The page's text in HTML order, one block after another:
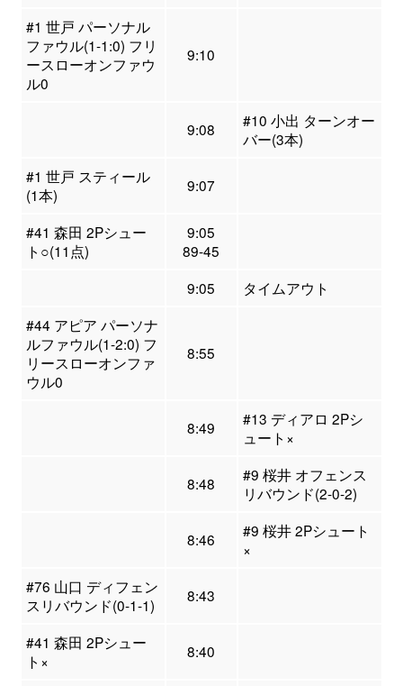
#1 世戸 パーソナル
ファウル(1-1:0) フリ
ースローオンファウ
ル0
9:10
9:08
#10 小出 ターンオー
バー(3本)
#1 世戸 スティール
(1本)
9:07
#41 森田 2Pシュー
ト○(11点)
9:05
89-45
9:05
タイムアウト
#44 アピア パーソナ
ルファウル(1-2:0) フ
リースローオンファ
ウル0
8:55
8:49
#13 ディアロ 2Pシ
ュート×
8:48
#9 桜井 オフェンス
リバウンド(2-0-2)
8:46
#9 桜井 2Pシュート
×
#76 山口 ディフェン
スリバウンド(0-1-1)
8:43
#41 森田 2Pシュー
ト×
8:40